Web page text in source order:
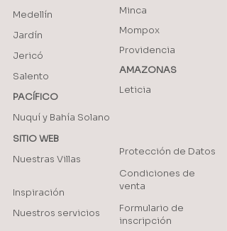
Medellín
Minca
Jardín Mompox
Jericó Providencia
Salento
AMAZONAS
PACÍFICO
Leticia
Nuquí y Bahía Solano
SITIO WEB
Nuestras Villas
Protección de Datos
Inspiración
Condiciones de
venta
Nuestros servicios
Formulario de
inscripción